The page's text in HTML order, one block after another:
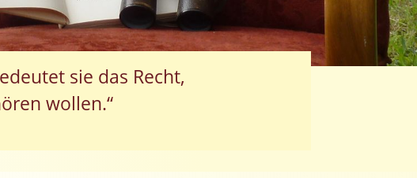
sie das Recht,
wollen.“